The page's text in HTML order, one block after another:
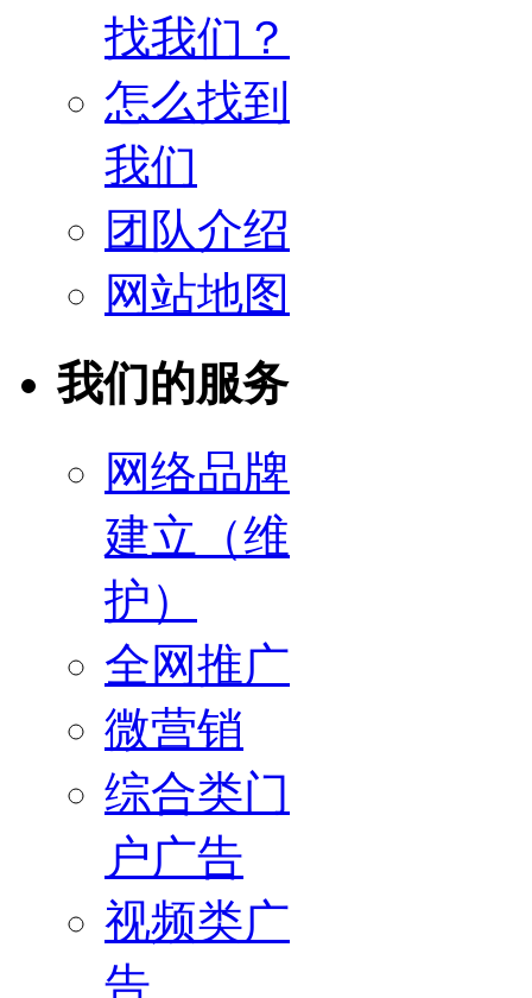
找我们？
怎么找到
我们
团队介绍
网站地图
我们的服务
网络品牌
建立（维
护）
全网推广
微营销
综合类门
户广告
视频类广
告